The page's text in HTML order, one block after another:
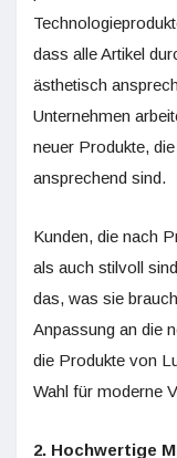
dass alle Artikel
ästhetisch
Unternehmen
neuer Produkte,
ansprechend sind.
Kunden, die nach
als auch stilvoll
das, was sie
Anpassung an die
die Produkte von
Wahl für moderne
2. Hochwertige